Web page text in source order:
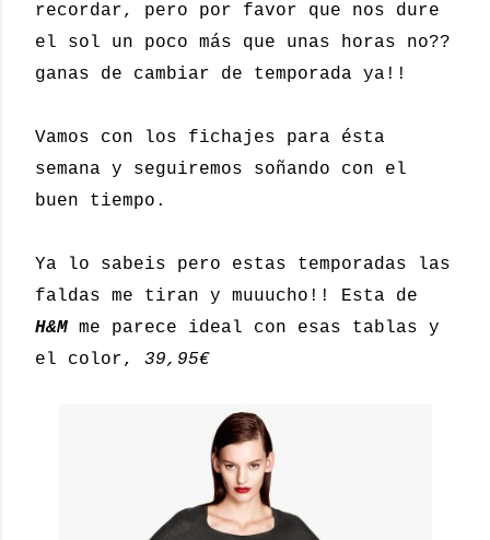
recordar, pero por favor que nos dure
el sol un poco más que unas horas no??
ganas de cambiar de temporada ya!!
Vamos con los fichajes para ésta
semana y seguiremos soñando con el
buen tiempo.
Ya lo sabeis pero estas temporadas las
faldas me tiran y muuucho!! Esta de
H&M me parece ideal con esas tablas y
el color, 39,95€